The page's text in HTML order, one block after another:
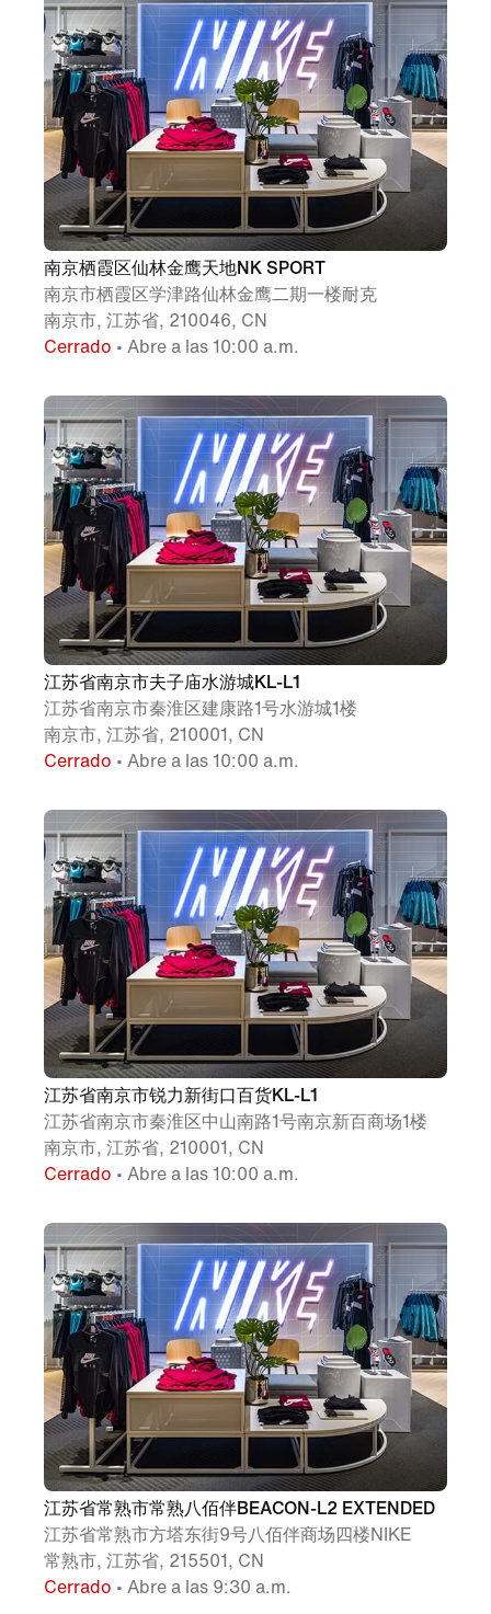
南京栖霞区仙林金鹰天地NK SPORT
南京市栖霞区学津路仙林金鹰二期一楼耐克
南京市, 江苏省, 210046, CN
Cerrado • Abre a las 10:00 a.m.
江苏省南京市夫子庙水游城KL-L1
江苏省南京市秦淮区建康路1号水游城1楼
南京市, 江苏省, 210001, CN
Cerrado • Abre a las 10:00 a.m.
江苏省南京市锐力新街口百货KL-L1
江苏省南京市秦淮区中山南路1号南京新百商场1楼
南京市, 江苏省, 210001, CN
Cerrado • Abre a las 10:00 a.m.
江苏省常熟市常熟八佰伴BEACON-L2 EXTENDED
江苏省常熟市方塔东街9号八佰伴商场四楼NIKE
常熟市, 江苏省, 215501, CN
Cerrado • Abre a las 9:30 a.m.